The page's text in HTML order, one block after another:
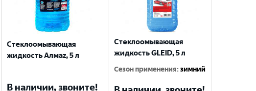
Стеклоомывающая
жидкость Алмаz, 5 л
В наличии, звоните!
Стеклоомывающая
жидкость GLEID, 5 л
Сезон применения:зимний